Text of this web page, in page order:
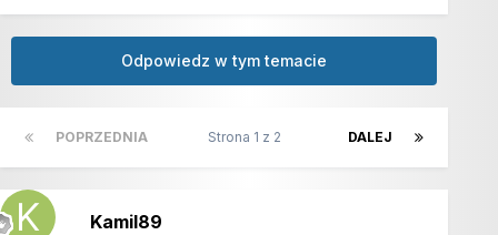
Odpowiedz w tym temacie
POPRZEDNIA DALEJ
Strona 1 z 2
Kamil89